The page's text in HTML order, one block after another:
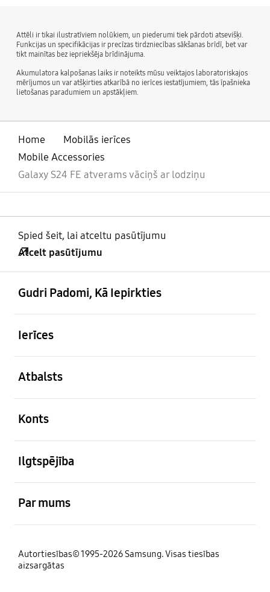
Attēli ir tikai ilustratīviem nolūkiem, un piederumi tiek pārdoti atsevišķi.
Funkcijas un specifikācijas ir precīzas tirdzniecības sākšanas brīdī, bet var
tikt mainītas bez iepriekšēja brīdinājuma.
Akumulatora kalpošanas laiks ir noteikts mūsu veiktajos laboratoriskajos
mērījumos un var atšķirties atkarībā no ierīces iestatījumiem, tās īpašnieka
lietošanas paradumiem un apstākļiem.
Home
Mobilās ierīces
Mobile Accessories
Galaxy S24 FE atverams vāciņš ar lodziņu
Spied šeit, lai atceltu pasūtījumu
Atcelt pasūtījumu
Gudri Padomi, Kā Iepirkties
Ierīces
Atbalsts
Konts
Ilgtspējība
Par mums
Autortiesības© 1995-2026 Samsung. Visas tiesības
aizsargātas